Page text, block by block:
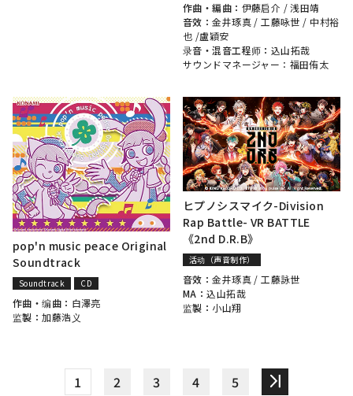
作曲・編曲： 伊藤启介 /浅田靖
音效：金井琢真/工藤咏世 / 中村裕
也 /盧穎安
录音・混音工程师： 込山拓哉
サウンドマネージャー：福田侑太
pop'n music peace Original
Soundtrack
Soundtrack CD
作曲・编曲： 白澤亮
监製：加藤浩义
ヒプノシスマイク-Division
Rap Battle- VR BATTLE
《2nd D.R.B》
活动（声音制作）
音效：金井琢真/工藤詠世
MA：込山拓哉
监製： 小山翔
1 2 3 4 5